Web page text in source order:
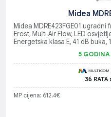
Midea
Midea MDRE423FGE01
Frost, Multi Air Flow, LED
Energetska klasa E, 41 dB buka,
5
36 RATA
MP cijena: 612.4€